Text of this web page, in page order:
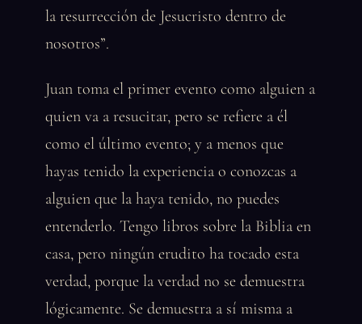
la resurrección de Jesucristo dentro de
nosotros”.
Juan toma el primer evento como alguien a
quien va a resucitar, pero se refiere a él
como el último evento; y a menos que
hayas tenido la experiencia o conozcas a
alguien que la haya tenido, no puedes
entenderlo. Tengo libros sobre la Biblia en
casa, pero ningún erudito ha tocado esta
verdad, porque la verdad no se demuestra
lógicamente. Se demuestra a sí misma a